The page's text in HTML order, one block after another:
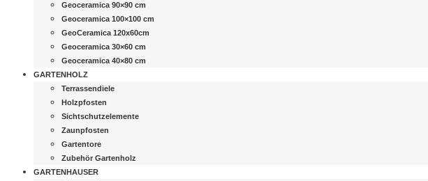
Geoceramica 90×90 cm
Geoceramica 100×100 cm
GeoCeramica 120x60cm
Geoceramica 30×60 cm
Geoceramica 40×80 cm
GARTENHOLZ
Terrassendiele
Holzpfosten
Sichtschutzelemente
Zaunpfosten
Gartentore
Zubehör Gartenholz
GARTENHAUSER